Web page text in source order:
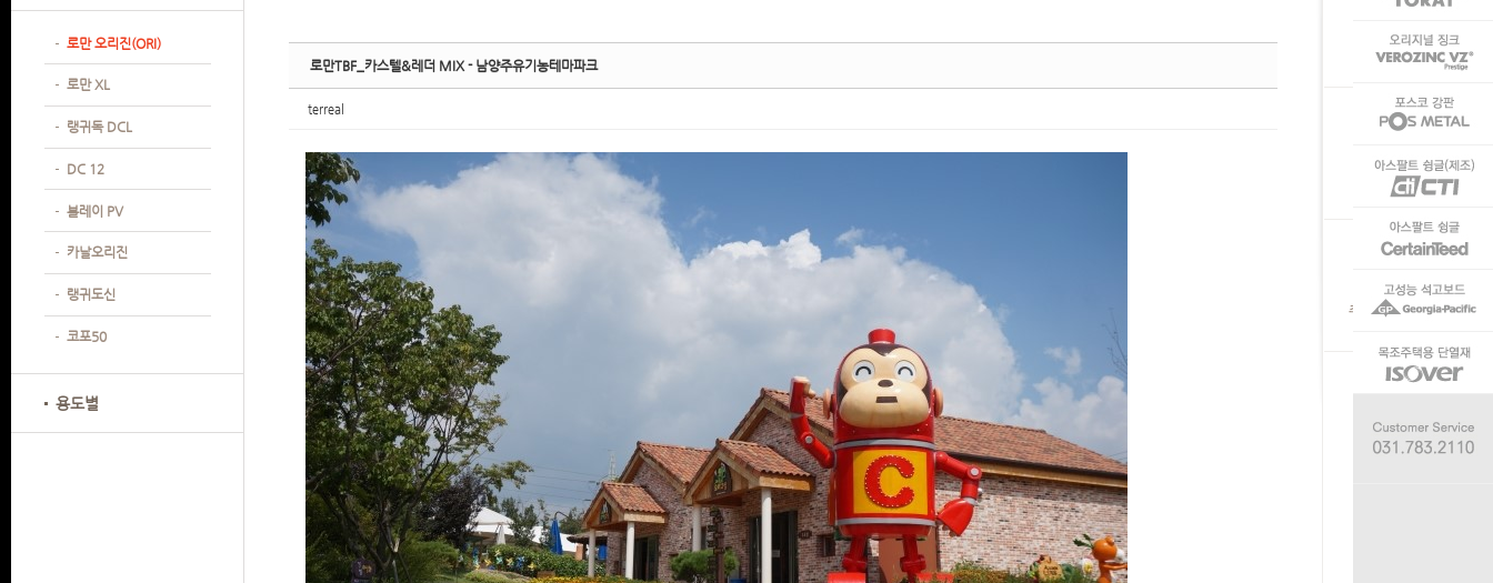
로만 오리진(ORI)
로만 XL
랭귀독 DCL
DC 12
볼레이 PV
카날오리진
랭귀도신
코포50
용도별
로만TBF_카스텔&레더 MIX - 남양주유기농테마파크
terreal
Sketchbook5, 스케치북5
Sketchbook5, 스케치북5
Sketchbook5, 스케치북5
Sketchbook5, 스케치북5